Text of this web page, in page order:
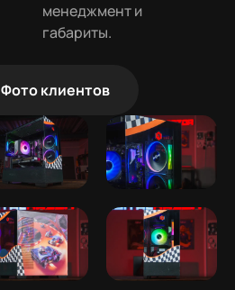
менеджмент и
габариты.
Фото клиентов